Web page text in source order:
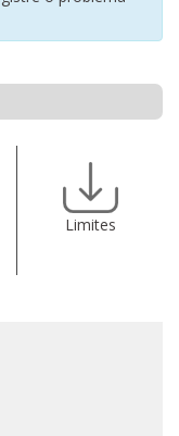
Limites